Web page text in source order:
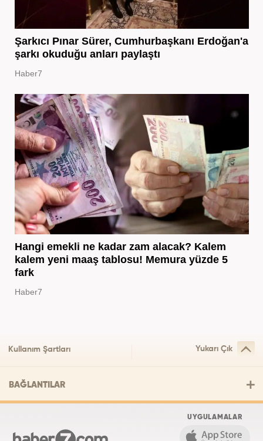
Şarkıcı Pınar Sürer, Cumhurbaşkanı Erdoğan'a
şarkı okuduğu anları paylaştı
Haber7
Hangi emekli ne kadar zam alacak? Kalem
kalem yeni maaş tablosu! Memura yüzde 5
fark
Haber7
Kullanım Şartları Yukarı Çık
BAĞLANTILAR
UYGULAMALAR